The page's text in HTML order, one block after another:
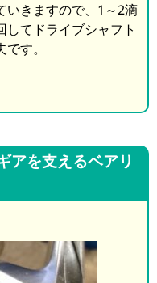
いきますので、1～2滴
てドライブシャフト
す。
を支えるベアリ